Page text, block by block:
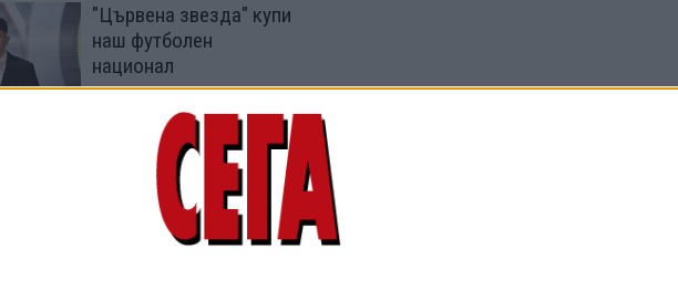
"Цървена звезда" купи
наш футболен
национал
09 Юни 2026
750 000 отпразнуваха
29-ата титла на
"Барселона"